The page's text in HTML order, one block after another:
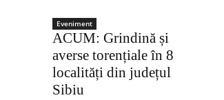
Eveniment
ACUM: Grindină și
averse torențiale în 8
localități din județul
Sibiu